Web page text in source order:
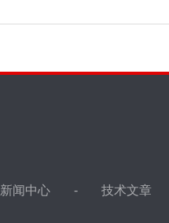
新闻中心 技术文章